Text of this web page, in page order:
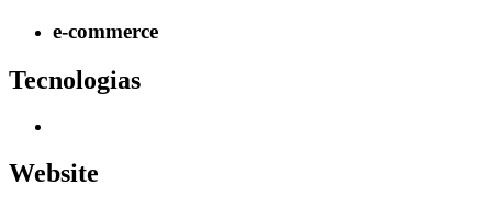
e-commerce
Tecnologias
Website